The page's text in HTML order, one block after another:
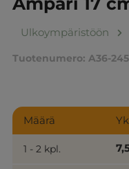
Ulkoympäristöön
Tuotenumero: A36-245
Määrä
1 - 2 kpl.